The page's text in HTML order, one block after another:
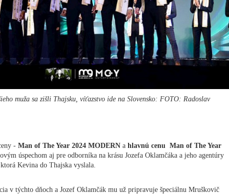
muža sa zišli Thajsku, víťazstvo ide na Slovensko: FOTO: Radoslav
- Man of The Year 2024 MODERN a hlavnú cenu Man of The Year
úspechom aj pre odborníka na krásu Jozefa Oklamčáka a jeho agentúry
Kevina do Thajska vyslala.
v týchto dňoch a Jozef Oklamčák mu už pripravuje špeciálnu Mruškovič